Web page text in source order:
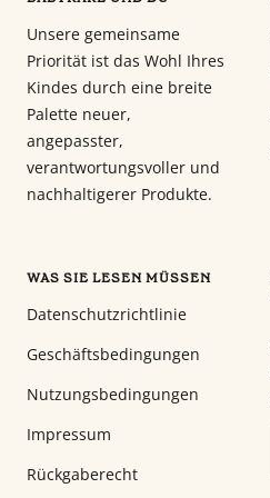
Unsere gemeinsame
Priorität ist das Wohl Ihres
Kindes durch eine breite
Palette neuer,
angepasster,
verantwortungsvoller und
nachhaltigerer Produkte.
WAS SIE LESEN MÜSSEN
Datenschutzrichtlinie
Geschäftsbedingungen
Nutzungsbedingungen
Impressum
Rückgaberecht